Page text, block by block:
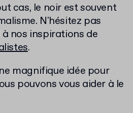
cas, le noir est souvent
N'hésitez pas
nos inspirations de
.
magnifique idée pour
pouvons vous aider à le